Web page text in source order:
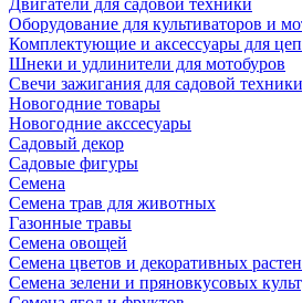
Двигатели для садовой техники
Оборудование для культиваторов и
Комплектующие и аксессуары для
Шнеки и удлинители для мотобуров
Свечи зажигания для садовой техники
Новогодние товары
Новогодние акссесуары
Садовый декор
Садовые фигуры
Семена
Семена трав для животных
Газонные травы
Семена овощей
Семена цветов и декоративных
Семена зелени и пряновкусовых